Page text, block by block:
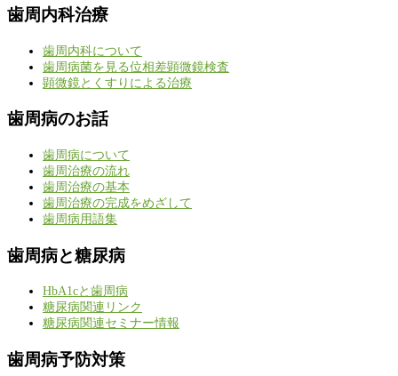
歯周内科治療
歯周内科について
歯周病菌を見る位相差顕微鏡検査
顕微鏡とくすりによる治療
歯周病のお話
歯周病について
歯周治療の流れ
歯周治療の基本
歯周治療の完成をめざして
歯周病用語集
歯周病と糖尿病
HbA1cと歯周病
糖尿病関連リンク
糖尿病関連セミナー情報
歯周病予防対策